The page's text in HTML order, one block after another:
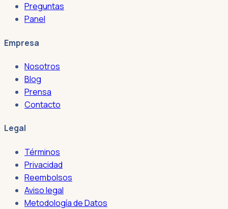
Preguntas
Panel
Empresa
Nosotros
Blog
Prensa
Contacto
Legal
Términos
Privacidad
Reembolsos
Aviso legal
Metodología de Datos